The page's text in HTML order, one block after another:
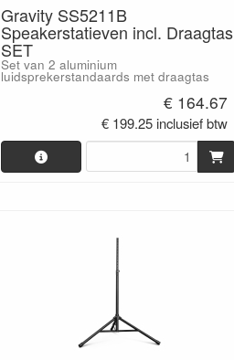
Gravity SS5211B
Speakerstatieven incl. Draagtas
SET
Set van 2 aluminium
luidsprekerstandaards met draagtas
€ 164.67
€ 199.25 inclusief btw